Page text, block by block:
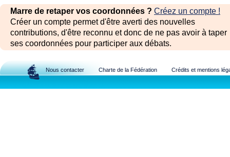
Marre de retaper vos coordonnées ? Créez un compte !
Créer un compte permet d'être averti des nouvelles
contributions, d'être reconnu et donc de ne pas avoir à taper
ses coordonnées pour participer aux débats.
Nous contacter Charte de la Fédération Crédits et mentions